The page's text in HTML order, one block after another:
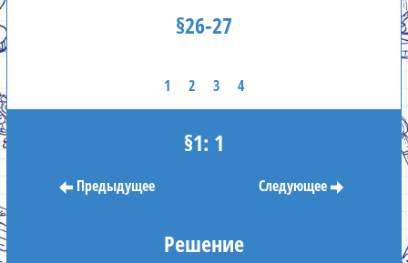
§26-27
1 2 3 4
§1: 1
Предыдущее Следующее
Решение